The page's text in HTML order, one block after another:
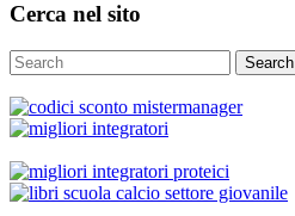
Cerca nel sito
Search